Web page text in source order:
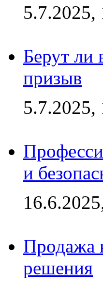
5.7.2025,
Берут ли
призыв
5.7.2025,
и
Продажа
решения